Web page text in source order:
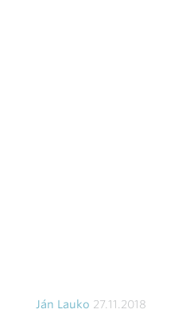
Ján Lauko 27.11.2018